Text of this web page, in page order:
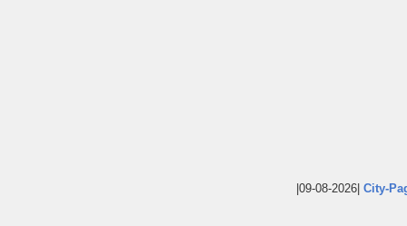
|09-08-2026| City-